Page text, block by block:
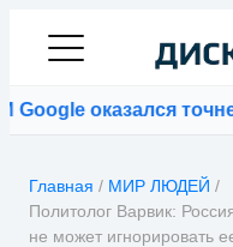
оказался точнее
Главная / МИР ЛЮДЕЙ /
Политолог Варвик:
не может игнорировать